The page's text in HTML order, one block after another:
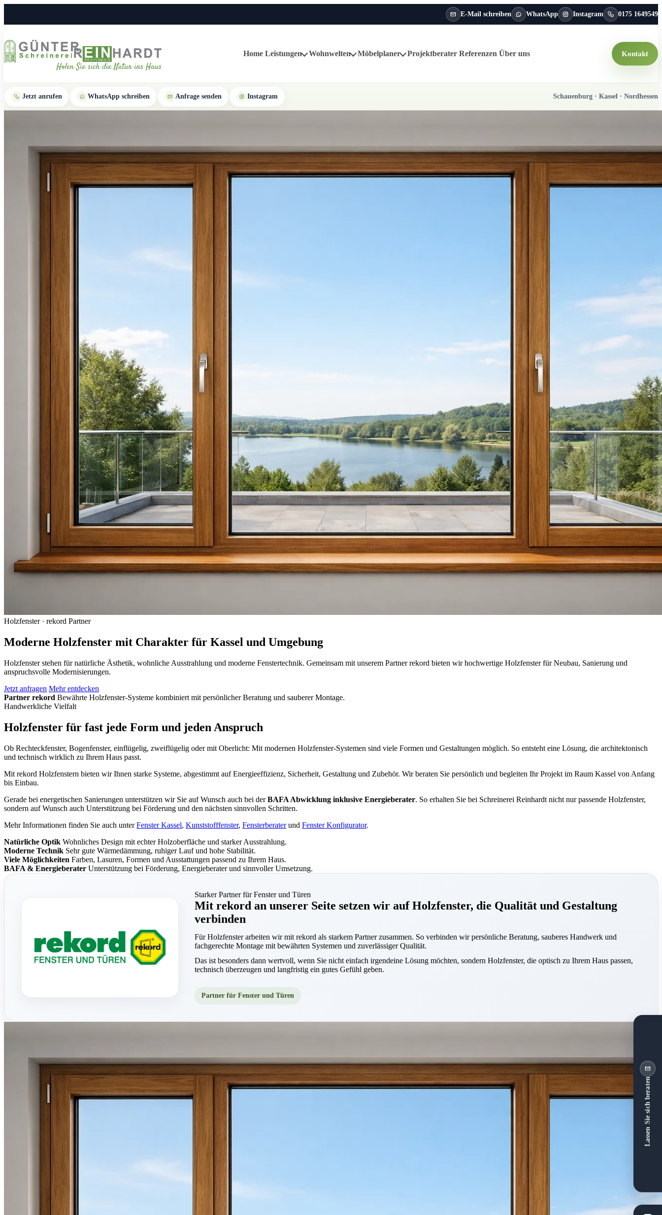
E-Mail schreiben WhatsApp Instagram 0175 1649549
Home Leistungen Wohnwelten Möbelplaner Projektberater Referenzen Über uns Kontakt
Jetzt anrufen WhatsApp schreiben Anfrage senden Instagram Schauenburg · Kassel · Nordhessen
Holzfenster · rekord Partner
Moderne Holzfenster mit Charakter für Kassel und Umgebung
Holzfenster stehen für natürliche Ästhetik, wohnliche Ausstrahlung und moderne Fenstertechnik. Gemeinsam mit unserem Partner rekord bieten wir hochwertige Holzfenster für Neubau, Sanierung und
anspruchsvolle Modernisierungen.
Holzfenster Kassel mit rekord Systemen
Holzfenster in Kassel vom Schreiner mit natürlicher Optik, moderner Wärmedämmung, rekord Holzfenstern, Aufmaß, Beratung und fachgerechter Montage.
Jetzt anfragen Mehr entdecken
Partner rekord Bewährte Holzfenster-Systeme kombiniert mit persönlicher Beratung und sauberer Montage.
Handwerkliche Vielfalt
Holzfenster für fast jede Form und jeden Anspruch
Ob Rechteckfenster, Bogenfenster, einflügelig, zweiflügelig oder mit Oberlicht: Mit modernen Holzfenster-Systemen sind viele Formen und Gestaltungen möglich. So entsteht eine Lösung, die architektonisch
und technisch wirklich zu Ihrem Haus passt.
Mit rekord Holzfenstern bieten wir Ihnen starke Systeme, abgestimmt auf Energieeffizienz, Sicherheit, Gestaltung und Zubehör. Wir beraten Sie persönlich und begleiten Ihr Projekt im Raum Kassel von Anfang
bis Einbau.
Gerade bei energetischen Sanierungen unterstützen wir Sie auf Wunsch auch bei derBAFA Abwicklung inklusive Energieberater. So erhalten Sie bei Schreinerei Reinhardt nicht nur passende Holzfenster,
sondern auf Wunsch auch Unterstützung bei Förderung und den nächsten sinnvollen Schritten.
Mehr Informationen finden Sie auch unterFenster Kassel, Kunststofffenster, Fensterberaterund Fenster Konfigurator.
Holzfenster für Sanierung und Neubau
Holzfenster eignen sich für Altbau, Neubau, Denkmalschutz, energetische Sanierung und anspruchsvolle Modernisierung im Raum Kassel.
Natürliche Optik Wohnliches Design mit echter Holzoberfläche und starker Ausstrahlung.
Moderne Technik Sehr gute Wärmedämmung, ruhiger Lauf und hohe Stabilität.
Viele Möglichkeiten Farben, Lasuren, Formen und Ausstattungen passend zu Ihrem Haus.
BAFA & Energieberater Unterstützung bei Förderung, Energieberater und sinnvoller Umsetzung.
Starker Partner für Fenster und Türen
Mit rekord an unserer Seite setzen wir auf Holzfenster, die Qualität und Gestaltung
verbinden
Für Holzfenster arbeiten wir mit rekord als starkem Partner zusammen. So verbinden wir persönliche Beratung, sauberes Handwerk und
fachgerechte Montage mit bewährten Systemen und zuverlässiger Qualität.
Das ist besonders dann wertvoll, wenn Sie nicht einfach irgendeine Lösung möchten, sondern Holzfenster, die optisch zu Ihrem Haus passen,
technisch überzeugen und langfristig ein gutes Gefühl geben.
Partner für Fenster und Türen
Lassen Sie sich beraten